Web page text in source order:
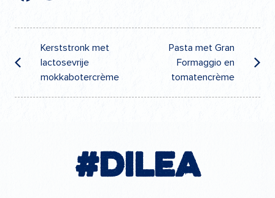
Twitter
Email
Post
navigation
Kerststronk met
lactosevrije
mokkabotercrème
Pasta met Gran
Formaggio en
tomatencrème
#Dilea